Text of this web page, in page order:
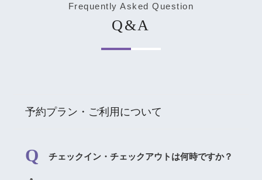
Frequently Asked Question
Q&A
予約プラン・ご利用について
チェックイン・チェックアウトは何時ですか？